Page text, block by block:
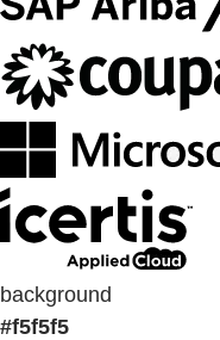
background
#f5f5f5